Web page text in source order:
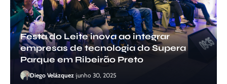
Festa do Leite inova ao integrar
empresas de tecnologia do Supera
Parque em Ribeirão Preto
Diego Velázquez junho 30, 2025